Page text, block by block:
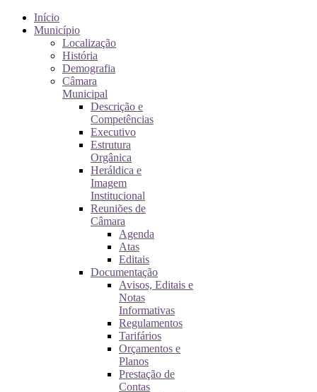
Início
Município
Localização
História
Demografia
Câmara
Municipal
Descrição e
Competências
Executivo
Estrutura
Orgânica
Heráldica e
Imagem
Institucional
Reuniões de
Câmara
Agenda
Atas
Editais
Documentação
Avisos, Editais e
Notas
Informativas
Regulamentos
Tarifários
Orçamentos e
Planos
Prestação de
Contas